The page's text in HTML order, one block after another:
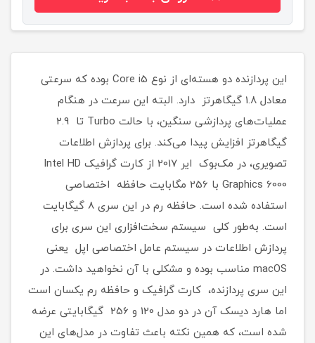
این پردازنده دو هسته‌ای از نوع Core i5 بوده که سرعتی
معادل 1.8 گیگاهرتز دارد. البته این سرعت در هنگام
عملیات‌های پردازشی سنگین، با حالت Turbo تا 2.9
گیگاهرتز افزایش پیدا می‌کند. برای پردازش اطلاعات
تصویری، در مک‌بوک‌ ایر 2017 از کارت گرافیک Intel HD
Graphics 6000 با 256 مگابایت حافظه اختصاصی
استفاده شده است. حافظه رم در این سری 8 گیگابایت
است. به‌طور کلی سیستم سخت‌افزاری این سری برای
پردازش اطلاعات در سیستم‌ عامل اختصاصی اپل یعنی
macOS مناسب بوده و مشکلی با آن نخواهید داشت. در
این سری پردازنده، کارت گرافیک و حافظه رم یکسان است
اما هارد دیسک آن در دو مدل 120 و 256 گیگابایتی عرضه
شده است، که همین نکته باعث تفاوت در مدل‌های این